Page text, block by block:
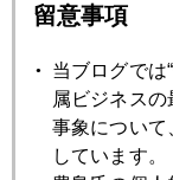
中国の米ドル追
2009年03月24日
留意事項
当ブログでは
属ビジネス
事象について
しています。